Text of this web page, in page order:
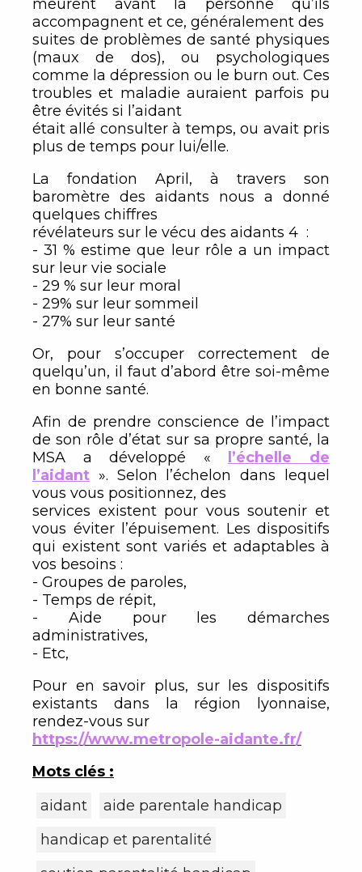
meurent avant la personne qu’ils
accompagnent et ce, généralement des
suites de problèmes de santé physiques
(maux de dos), ou psychologiques
comme la dépression ou le burn out. Ces
troubles et maladie auraient parfois pu
être évités si l’aidant
était allé consulter à temps, ou avait pris
plus de temps pour lui/elle.
La fondation April, à travers son
baromètre des aidants nous a donné
quelques chiffres
révélateurs sur le vécu des aidants 4 :
- 31 % estime que leur rôle a un impact
sur leur vie sociale
- 29 % sur leur moral
- 29% sur leur sommeil
- 27% sur leur santé
Or, pour s’occuper correctement de
quelqu’un, il faut d’abord être soi-même
en bonne santé.
Afin de prendre conscience de l’impact
de son rôle d’état sur sa propre santé, la
MSA a développé « l’échelle de
l’aidant ». Selon l’échelon dans lequel
vous vous positionnez, des
services existent pour vous soutenir et
vous éviter l’épuisement. Les dispositifs
qui existent sont variés et adaptables à
vos besoins :
- Groupes de paroles,
- Temps de répit,
- Aide pour les démarches
administratives,
- Etc,
Pour en savoir plus, sur les dispositifs
existants dans la région lyonnaise,
rendez-vous sur
https://www.metropole-aidante.fr/
Mots clés :
aidant
aide parentale handicap
handicap et parentalité